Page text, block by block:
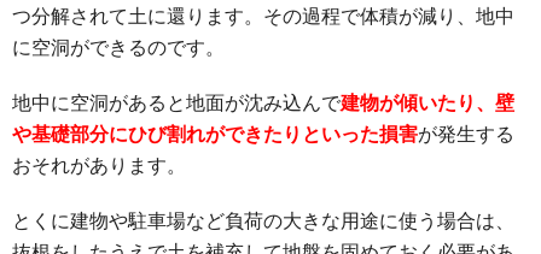
つ分解されて土に還ります。その過程で体積が減り、地中
に空洞ができるのです。
地中に空洞があると地面が沈み込んで建物が傾いたり、壁
や基礎部分にひび割れができたりといった損害が発生する
おそれがあります。
とくに建物や駐車場など負荷の大きな用途に使う場合は、